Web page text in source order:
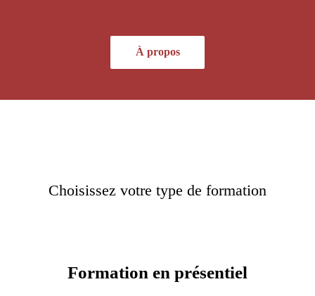
À propos
Choisissez votre type de formation
Formation en présentiel